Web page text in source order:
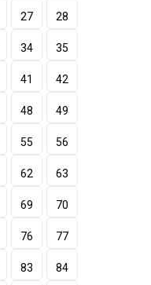
27 28
34 35
41 42
48 49
55 56
62 63
69 70
76 77
83 84